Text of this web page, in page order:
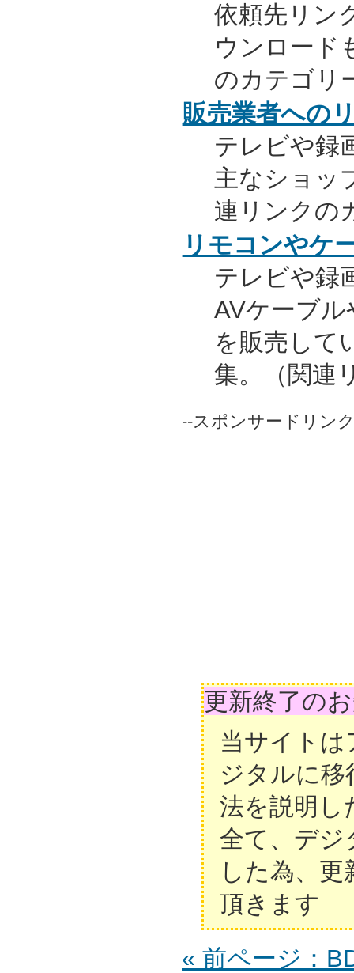
依頼先リン
ウンロード
のカテゴリ
販売業者への
テレビや録
主なショッ
連リンクの
リモコンやケ
テレビや録
AVケーブ
を販売して
集。（関連
--スポンサードリン
更新終了の
当サイト
ジタルに移
法を説明し
全て、デジ
した為、
頂きます
« 前ページ：